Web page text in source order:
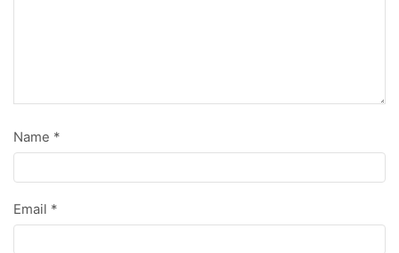
Name *
Email *